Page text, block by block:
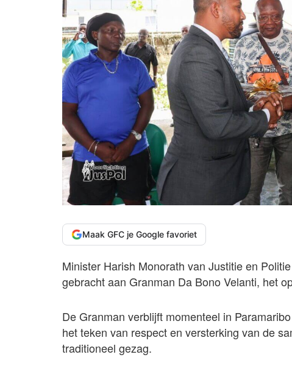
Maak GFC je Google favoriet
Minister Harish Monorath van Justitie en
gebracht aan Granman Da Bono Velanti, het
De Granman verblijft momenteel in
het teken van respect en versterking van de
traditioneel gezag.